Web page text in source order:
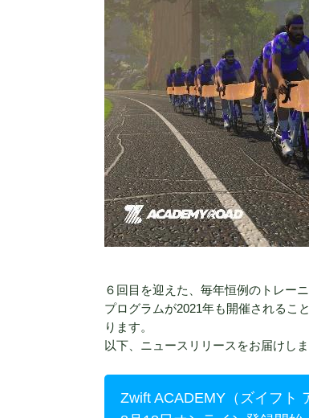
６回目を迎えた、毎年恒例のトレー
プログラムが2021年も開催されるこ
ります。
以下、ニュースリリースをお届けしま
Zwift ACADEMY（ズイフト